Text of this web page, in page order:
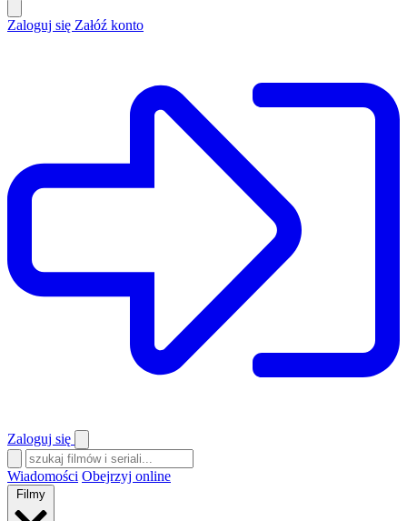
Zaloguj się Załóź konto
Zaloguj się
Wiadomości Obejrzyj online
Filmy